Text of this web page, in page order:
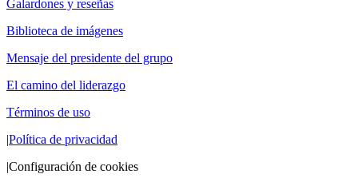
Galardones y reseñas
Biblioteca de imágenes
Mensaje del presidente del grupo
El camino del liderazgo
Términos de uso
|Política de privacidad
|Configuración de cookies